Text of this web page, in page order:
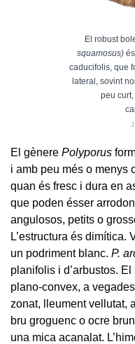
El robust
squamosus)
caducifolis, que
lateral, sovint
peu
El gènere Polyporus
i amb peu més o menys
quan és fresc i dura en
que poden ésser
angulosos, petits o
L’estructura és dimítica.
un podriment blanc. P.
planifolis i d’arbustos.
plano-convex, a
zonat, lleument vellutat,
bru groguenc o ocre
una mica acanalat.